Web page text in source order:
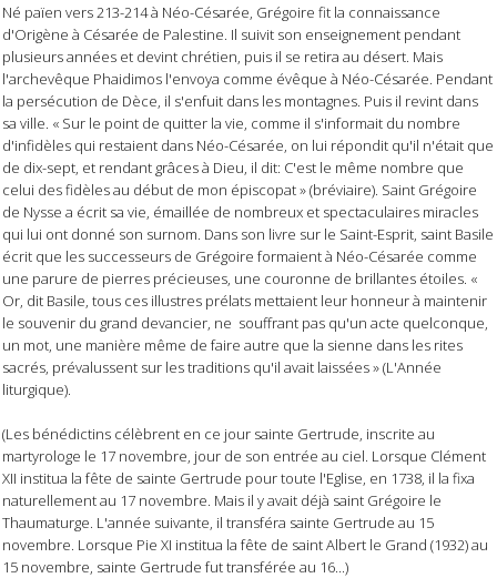
Né païen vers 213-214 à Néo-Césarée, Grégoire fit la connaissance
d'Origène à Césarée de Palestine. Il suivit son enseignement pendant
plusieurs années et devint chrétien, puis il se retira au désert. Mais
l'archevêque Phaidimos l'envoya comme évêque à Néo-Césarée. Pendant
la persécution de Dèce, il s'enfuit dans les montagnes. Puis il revint dans
sa ville. « Sur le point de quitter la vie, comme il s'informait du nombre
d'infidèles qui restaient dans Néo-Césarée, on lui répondit qu'il n'était que
de dix-sept, et rendant grâces à Dieu, il dit: C'est le même nombre que
celui des fidèles au début de mon épiscopat » (bréviaire). Saint Grégoire
de Nysse a écrit sa vie, émaillée de nombreux et spectaculaires miracles
qui lui ont donné son surnom. Dans son livre sur le Saint-Esprit, saint Basile
écrit que les successeurs de Grégoire formaient à Néo-Césarée comme
une parure de pierres précieuses, une couronne de brillantes étoiles. «
Or, dit Basile, tous ces illustres prélats mettaient leur honneur à maintenir
le souvenir du grand devancier, ne souffrant pas qu'un acte quelconque,
un mot, une manière même de faire autre que la sienne dans les rites
sacrés, prévalussent sur les traditions qu'il avait laissées » (L'Année
liturgique).
(Les bénédictins célèbrent en ce jour sainte Gertrude, inscrite au
martyrologe le 17 novembre, jour de son entrée au ciel. Lorsque Clément
XII institua la fête de sainte Gertrude pour toute l'Eglise, en 1738, il la fixa
naturellement au 17 novembre. Mais il y avait déjà saint Grégoire le
Thaumaturge. L'année suivante, il transféra sainte Gertrude au 15
novembre. Lorsque Pie XI institua la fête de saint Albert le Grand (1932) au
15 novembre, sainte Gertrude fut transférée au 16...)